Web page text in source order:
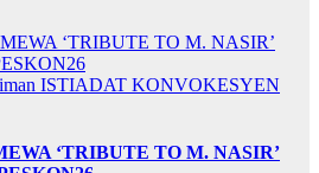
ISTIADAT KONVOKESYEN
‘TRIBUTE TO M. NASIR’